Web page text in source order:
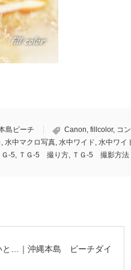
島ビーチ Canon, fillcolor, コ
, 水中マクロ写真, 水中ワイド, 水中ワイ
Ｇ-5, ＴＧ-5 撮り方, ＴＧ-5 撮影方法
と…｜沖縄本島 ビーチダイ